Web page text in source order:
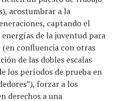
acostumbrar a la
captando el
de la juventud para
confluencia con otras
de las dobles escalas
los períodos de prueba en
forzar a los
derechos a una